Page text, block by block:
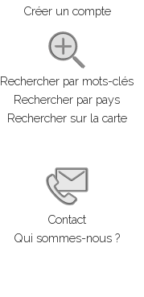
Créer un compte
Rechercher par mots-clés
Rechercher par pays
Rechercher sur la carte
Contact
Qui sommes-nous ?